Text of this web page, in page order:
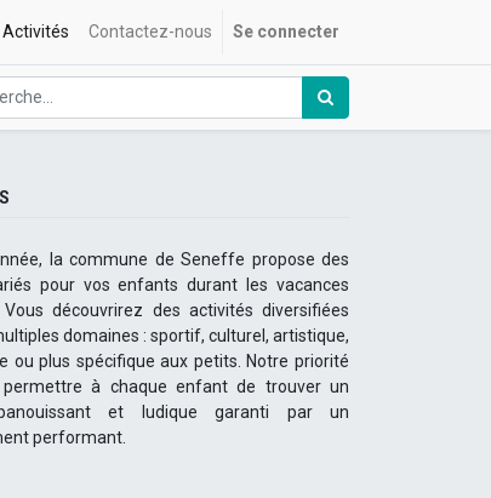
Activités Contactez-nous Se connecter
la commune de Seneffe propose des
pour vos enfants durant les vacances
Vous découvrirez des activités diversifiées
domaines : sportif, culturel, artistique,
ou plus spécifique aux petits. Notre priorité
à chaque enfant de trouver un
et ludique garanti par un
performant.